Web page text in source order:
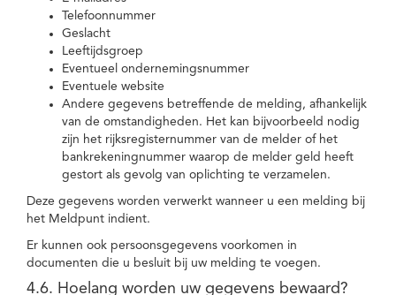
Telefoonnummer
Geslacht
Leeftijdsgroep
Eventueel ondernemingsnummer
Eventuele website
Andere gegevens betreffende de melding, afhankelijk
van de omstandigheden. Het kan bijvoorbeeld nodig
zijn het rijksregisternummer van de melder of het
bankrekeningnummer waarop de melder geld heeft
gestort als gevolg van oplichting te verzamelen.
Deze gegevens worden verwerkt wanneer u een melding bij
het Meldpunt indient.
Er kunnen ook persoonsgegevens voorkomen in
documenten die u besluit bij uw melding te voegen.
4.6. Hoelang worden uw gegevens bewaard?